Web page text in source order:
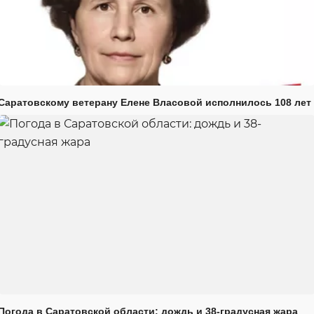
ветерану Елене Власовой исполнилось 108 лет
в Саратовской области: дождь и 38-градусная жара